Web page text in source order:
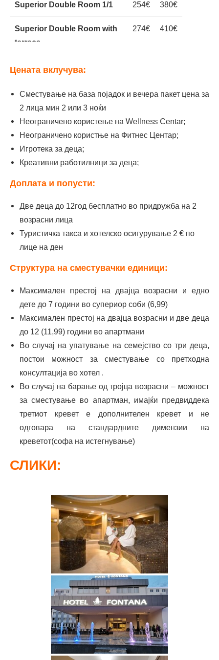
Superior Double Room 1/1 254€ 380€
Superior Double Room with
terrace
274€ 410€
Superior apartman
Studio/Ednospalen app with
terrace
Deluxe apartman
Цената вклучува:
Сместување на база појадок и вечера пакет цена за
2 лица мин 2 или 3 ноќи
Неограничено користење на Wellness Centar;
Неограничено користње на Фитнес Центар;
Игротека за деца;
Креативни работилници за деца;
Доплата и попусти:
Две деца до 12год бесплатно во придружба на 2
возрасни лица
Туристичка такса и хотелско осигурување 2 € по
лице на ден
Структура на сместувачки единици:
Максимален престој на двајца возрасни и едно
дете до 7 години во супериор соби (6,99)
Максимален престој на двајца возрасни и две деца
до 12 (11,99) години во апартмани
Во случај на упатување на семејство со три деца,
постои можност за сместување со претходна
консултација во хотел .
Во случај на барање од тројца возрасни – можност
за сместување во апартман, имајќи предвиддека
третиот кревет е дополнителен кревет и не
одговара на стандардните димензии на
креветот(софа на истегнување)
СЛИКИ: